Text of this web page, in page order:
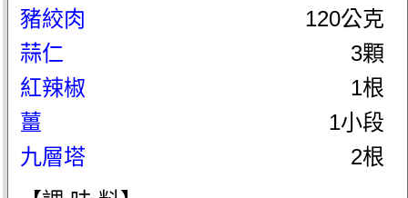
豬絞肉
120公克
蒜仁
3顆
紅辣椒
1根
薑
1小段
九層塔
2根